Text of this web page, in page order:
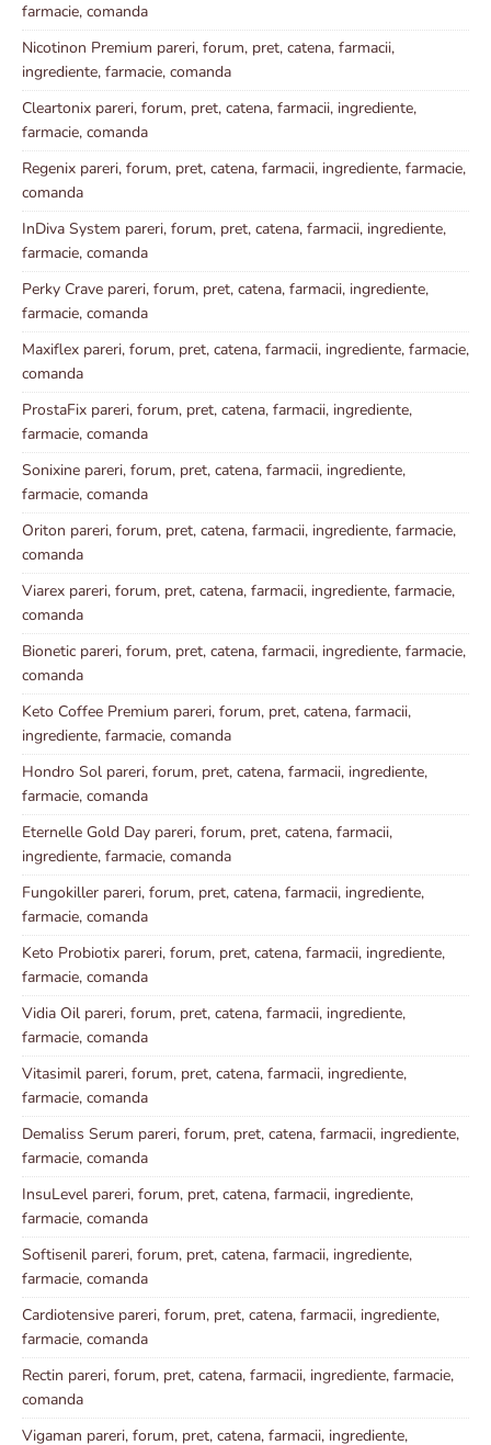
farmacie, comanda
Nicotinon Premium pareri, forum, pret, catena, farmacii,
ingrediente, farmacie, comanda
Cleartonix pareri, forum, pret, catena, farmacii, ingrediente,
farmacie, comanda
Regenix pareri, forum, pret, catena, farmacii, ingrediente, farmacie,
comanda
InDiva System pareri, forum, pret, catena, farmacii, ingrediente,
farmacie, comanda
Perky Crave pareri, forum, pret, catena, farmacii, ingrediente,
farmacie, comanda
Maxiflex pareri, forum, pret, catena, farmacii, ingrediente, farmacie,
comanda
ProstaFix pareri, forum, pret, catena, farmacii, ingrediente,
farmacie, comanda
Sonixine pareri, forum, pret, catena, farmacii, ingrediente,
farmacie, comanda
Oriton pareri, forum, pret, catena, farmacii, ingrediente, farmacie,
comanda
Viarex pareri, forum, pret, catena, farmacii, ingrediente, farmacie,
comanda
Bionetic pareri, forum, pret, catena, farmacii, ingrediente, farmacie,
comanda
Keto Coffee Premium pareri, forum, pret, catena, farmacii,
ingrediente, farmacie, comanda
Hondro Sol pareri, forum, pret, catena, farmacii, ingrediente,
farmacie, comanda
Eternelle Gold Day pareri, forum, pret, catena, farmacii,
ingrediente, farmacie, comanda
Fungokiller pareri, forum, pret, catena, farmacii, ingrediente,
farmacie, comanda
Keto Probiotix pareri, forum, pret, catena, farmacii, ingrediente,
farmacie, comanda
Vidia Oil pareri, forum, pret, catena, farmacii, ingrediente,
farmacie, comanda
Vitasimil pareri, forum, pret, catena, farmacii, ingrediente,
farmacie, comanda
Demaliss Serum pareri, forum, pret, catena, farmacii, ingrediente,
farmacie, comanda
InsuLevel pareri, forum, pret, catena, farmacii, ingrediente,
farmacie, comanda
Softisenil pareri, forum, pret, catena, farmacii, ingrediente,
farmacie, comanda
Cardiotensive pareri, forum, pret, catena, farmacii, ingrediente,
farmacie, comanda
Rectin pareri, forum, pret, catena, farmacii, ingrediente, farmacie,
comanda
Vigaman pareri, forum, pret, catena, farmacii, ingrediente,